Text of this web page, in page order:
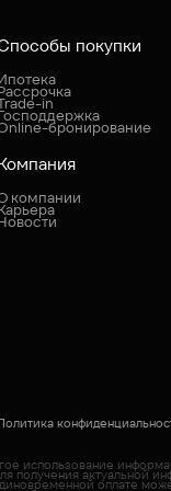
покупки
in
бронирование
компании
использование
получения актуальной
оплате